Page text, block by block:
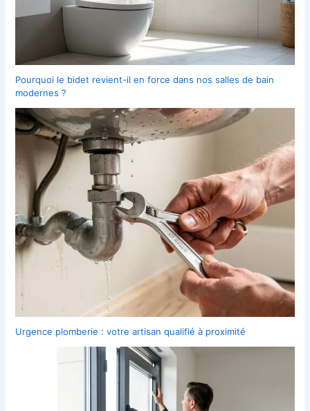
Pourquoi le bidet revient-il en force dans nos salles de bain
modernes ?
Urgence plomberie : votre artisan qualifié à proximité